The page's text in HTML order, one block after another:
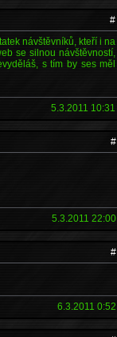
#
návštěvníků, kteří i na
se silnou návštěvností,
s tím by ses měl
5.3.2011 10:31
#
5.3.2011 22:00
#
6.3.2011 0:52